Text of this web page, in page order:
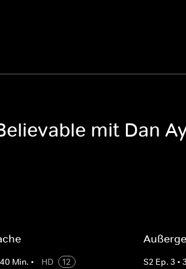
mit Dan
40 Min. • HD
12
S2 Ep. 3 •